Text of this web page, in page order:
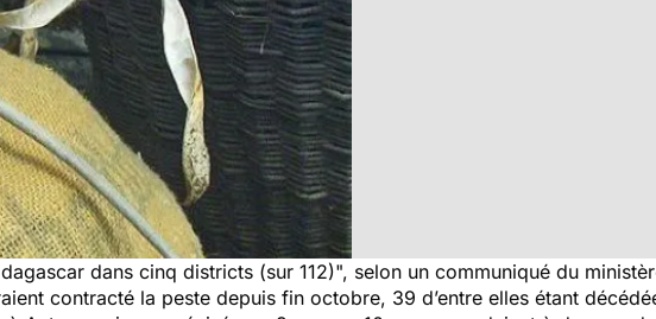
dans cinq districts (sur 112)", selon un communiqué du
contracté la peste depuis fin octobre, 39 d’entre elles étant